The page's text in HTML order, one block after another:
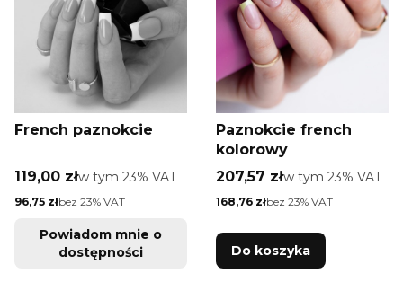
French paznokcie
Cena brutto
119,00 złw tym %s VAT
w tym 23% VAT
Cena netto
96,75 złbez 23% VAT
Powiadom mnie o
dostępności
Paznokcie french
kolorowy
Cena brutto
207,57 złw tym %s VAT
w tym 23% VAT
Cena netto
168,76 złbez 23% VAT
Do koszyka